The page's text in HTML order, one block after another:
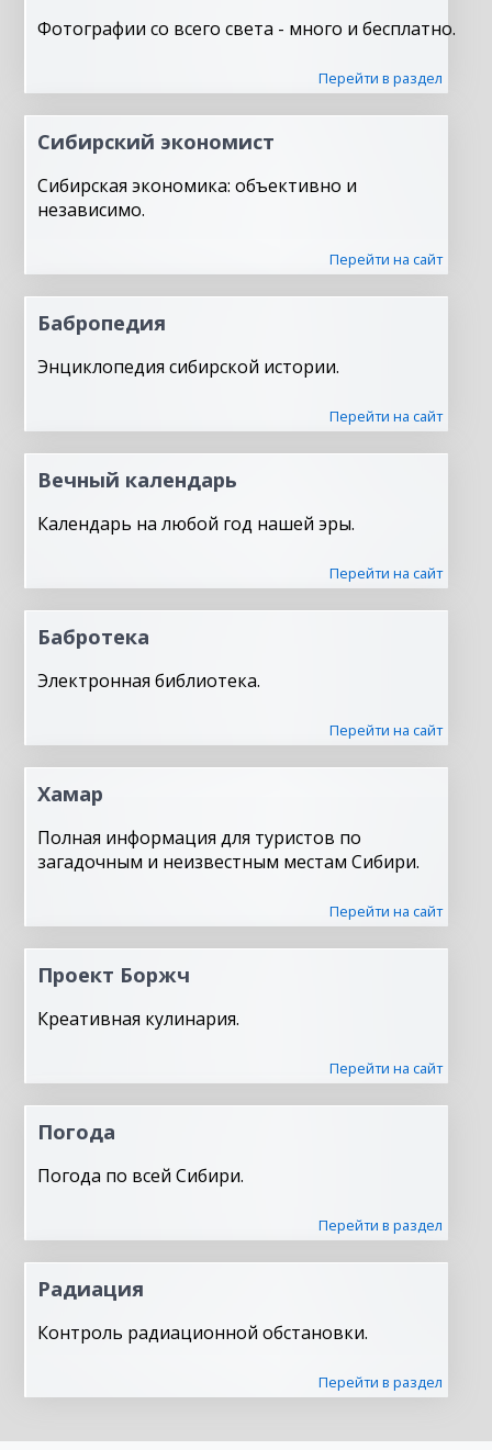
Фотографии со всего света - много и бесплатно.
Перейти в раздел
Сибирский экономист
Сибирская экономика: объективно и
независимо.
Перейти на сайт
Бабропедия
Энциклопедия сибирской истории.
Перейти на сайт
Вечный календарь
Календарь на любой год нашей эры.
Перейти на сайт
Бабротека
Электронная библиотека.
Перейти на сайт
Хамар
Полная информация для туристов по
загадочным и неизвестным местам Сибири.
Перейти на сайт
Проект Боржч
Креативная кулинария.
Перейти на сайт
Погода
Погода по всей Сибири.
Перейти в раздел
Радиация
Контроль радиационной обстановки.
Перейти в раздел